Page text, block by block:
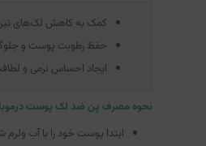
کمک به کاهش لک‌های
حفظ رطوبت پوست و
ایجاد احساس نرمی و
نحوه مصرف پن ضد لک پوست
ابتدا پوست خود را با آب